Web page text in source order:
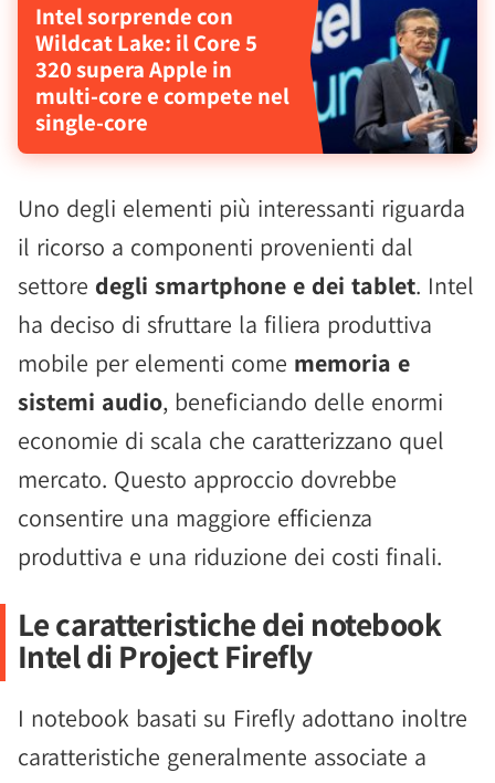
Intel sorprende con
Wildcat Lake: il Core 5
320 supera Apple in
multi-core e compete nel
single-core
Uno degli elementi più interessanti riguarda
il ricorso a componenti provenienti dal
settore degli smartphone e dei tablet. Intel
ha deciso di sfruttare la filiera produttiva
mobile per elementi come memoria e
sistemi audio, beneficiando delle enormi
economie di scala che caratterizzano quel
mercato. Questo approccio dovrebbe
consentire una maggiore efficienza
produttiva e una riduzione dei costi finali.
Le caratteristiche dei notebook
Intel di Project Firefly
I notebook basati su Firefly adottano inoltre
caratteristiche generalmente associate a